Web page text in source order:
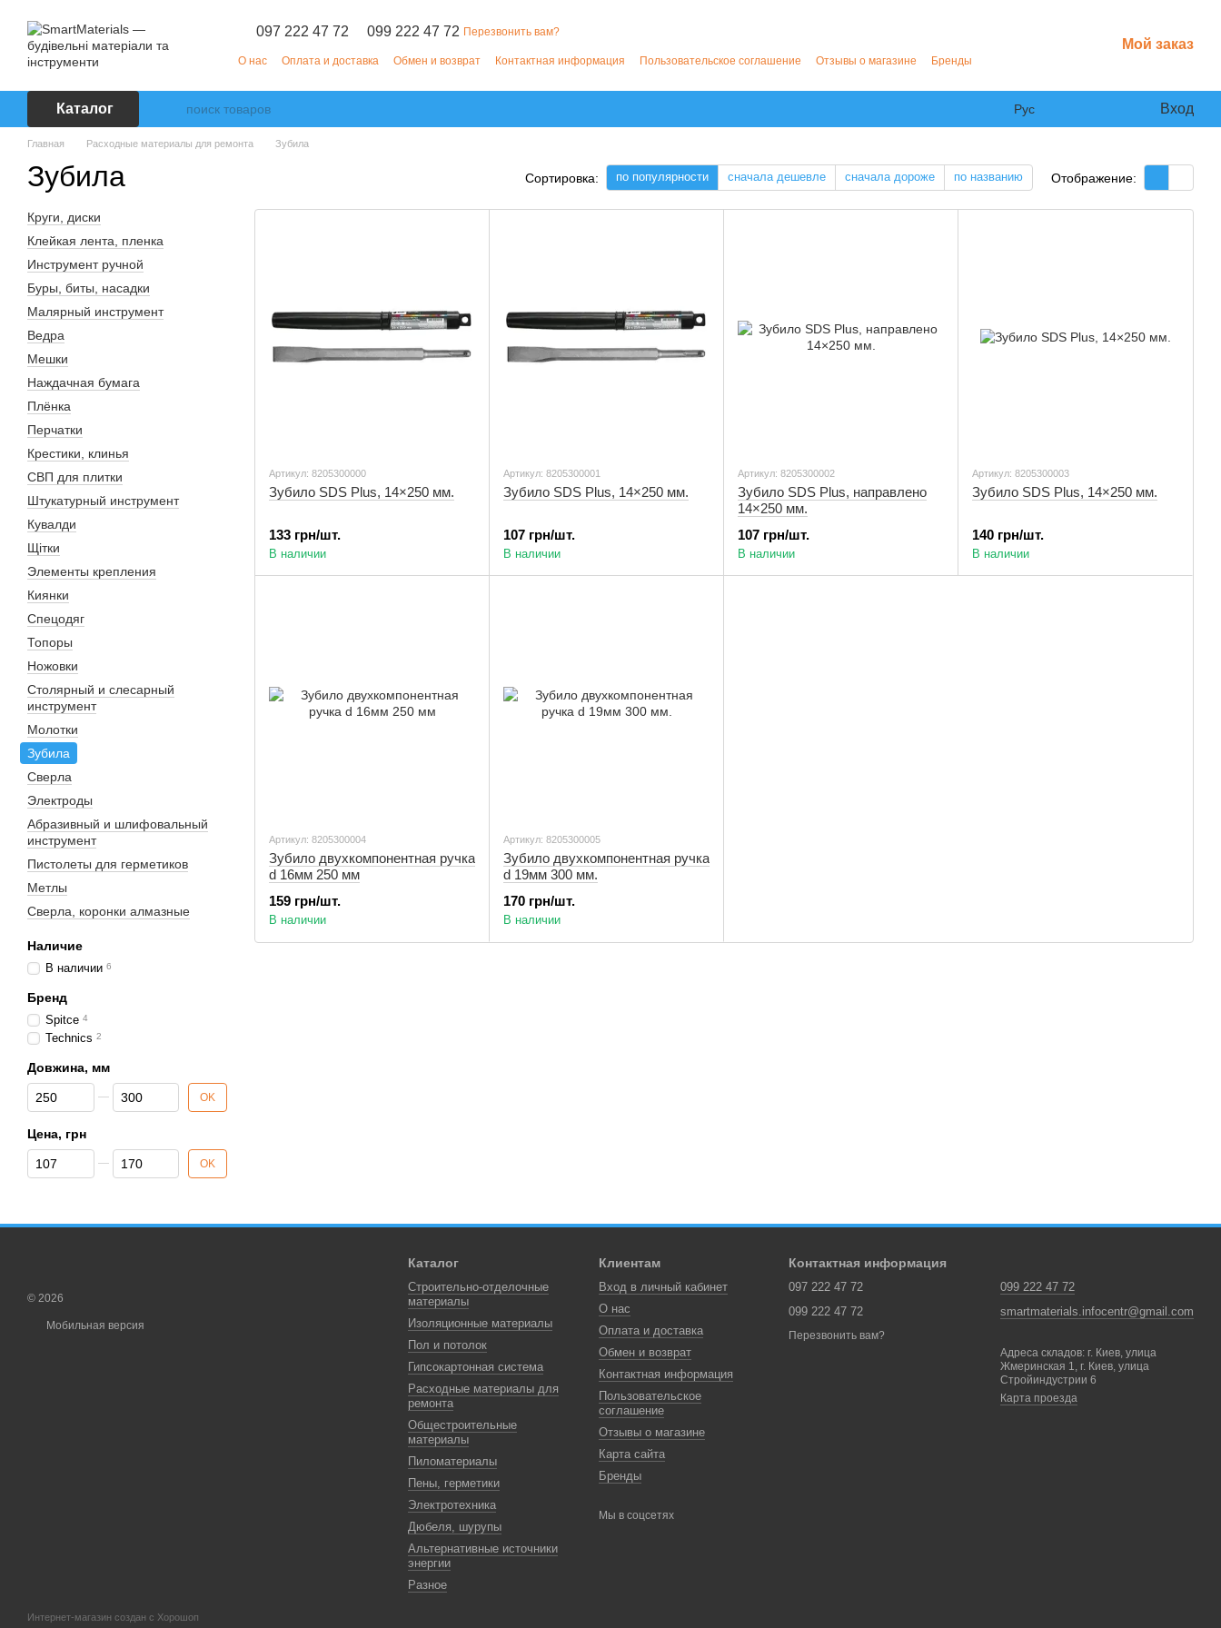
097 222 47 72 099 222 47 72 Перезвонить вам?
О нас Оплата и доставка Обмен и возврат Контактная информация Пользовательское соглашение Отзывы о магазине Бренды
Мой заказ
Каталог Рус Вход
Главная Расходные материалы для ремонта Зубила
Зубила Сортировка: по популярности сначала дешевле сначала дороже по названию Отображение:
Артикул: 8205300000
Зубило SDS Plus, 14×250 мм.
133 грн/шт.
В наличии
Артикул: 8205300001
Зубило SDS Plus, 14×250 мм.
107 грн/шт.
В наличии
Артикул: 8205300002
Зубило SDS Plus, направлено
14×250 мм.
107 грн/шт.
В наличии
Артикул: 8205300003
Зубило SDS Plus, 14×250 мм.
140 грн/шт.
В наличии
Артикул: 8205300004
Зубило двухкомпонентная ручка
d 16мм 250 мм
159 грн/шт.
В наличии
Артикул: 8205300005
Зубило двухкомпонентная ручка
d 19мм 300 мм.
170 грн/шт.
В наличии
Круги, диски
Клейкая лента, пленка
Инструмент ручной
Буры, биты, насадки
Малярный инструмент
Ведра
Мешки
Наждачная бумага
Плёнка
Перчатки
Крестики, клинья
СВП для плитки
Штукатурный инструмент
Кувалди
Щітки
Элементы крепления
Киянки
Спецодяг
Топоры
Ножовки
Столярный и слесарный
инструмент
Молотки
Зубила
Сверла
Электроды
Абразивный и шлифовальный
инструмент
Пистолеты для герметиков
Метлы
Сверла, коронки алмазные
Наличие
В наличии 6
Бренд
Spitce 4
Technics 2
Довжина, мм
От Довжина, мм
До Довжина, мм OK
Цена, грн
От Цена, грн
До Цена, грн OK
© 2026
Мобильная версия
Интернет-магазин создан с Хорошоп
Каталог
Строительно-отделочные
материалы
Изоляционные материалы
Пол и потолок
Гипсокартонная система
Расходные материалы для
ремонта
Общестроительные
материалы
Пиломатериалы
Пены, герметики
Электротехника
Дюбеля, шурупы
Альтернативные источники
энергии
Разное
Клиентам
Вход в личный кабинет
О нас
Оплата и доставка
Обмен и возврат
Контактная информация
Пользовательское
соглашение
Отзывы о магазине
Карта сайта
Бренды
Мы в соцсетях
Контактная информация
097 222 47 72
099 222 47 72
Перезвонить вам?
099 222 47 72
smartmaterials.infocentr@gmail.com
Адреса складов: г. Киев, улица
Жмеринская 1, г. Киев, улица
Стройиндустрии 6
Карта проезда